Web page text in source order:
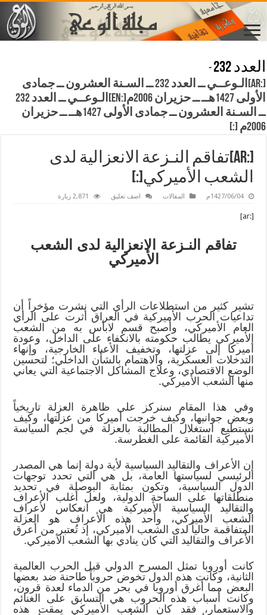
العدد 232
-
[:ar]الـوعــي ــ العدد 232 ــ السـنة العشرون ــ جمادى
الأولى 1427هــ ــ حزيران 2006م[:en]الـوعــي ــ العدد 232
ــ السـنة العشرون ــ جمادى الأولى 1427هــ ــ حزيران
2006م [:]
[:ar]تفاقم النـزعة الانعزالية لدى
الشعب الأميركي[:]
1427/06/04م المقالات اضف تعليق 2,871 زيارة
[:ar]
تفاقم النـزعة الانعزالية لدى الشعب
الأميركي
تشير كثير من استطلاعات الرأي التي نشرت مؤخراً أن
تداعيات الحرب الأميركية في العراق أثرت على الرأي
العام الأميركي، وأصبح قسم لابأس به من الشعب
الأميركي يطالب حكومته بالانكفاء على الداخل، وعودة
أميركا إلى عزلتها، وتخفيف الأعباء الخارجية، وإنهاء
التدخلات العسكرية، والاهتمام بالشأن الداخلي؛ لتحسين
الوضع الاقتصادي، وعلاج المشاكل الاجتماعية التي يعاني
منها الشعب الأميركي.
وفي هذا المقام سنركز على ظاهرة العزلة تاريخياً
وبعض جوانبها، وكيف خرجت أميركا من عزلتها، وكيف
نستطيع استغلال المطالبة بالعزلة في لجم السياسة
الأميركية القائمة على الغطرسة.
إن الأعراف والتقاليد السياسية لأية دولة إنما هي المصدر
الرئيسي لسياستها العامة، بل هي التي تحدد توجهات
الدول السياسية، وتكون بمثابة البوصلة في تحديد
منطلقاتها على الساحة الدولية، ولعل أغلب الأعراف
والتقاليد السياسية الأميركية هي انعكاس لأعراف
الشعب الأميركي، وأحد هذه الأعراف هو العزلة
المتفاقمة حالياً لدى الشعب الأميركي، إذ تُعتبر من أعرق
الأعراف والتقاليد التي كان ينادي بها الشعب الأميركي.
كانت أوروبا تمثل المسرح الدولي قبل الحرب العالمية
الثانية، وكانت هذه الدول تخوض حروباً طاحنة ضد بعضها
البعض مما أغرق أوروبا في بحر من الدماء لعدة قرون،
وكانت أسباب هذه الحروب هي التسابق على الغنائم
والاستعمار، فقد كان الشعب الأميركي يمقت هذه